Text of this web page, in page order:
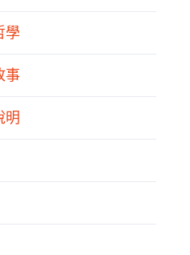
學
事
明